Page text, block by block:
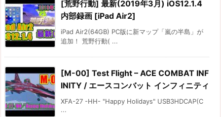
[荒野行動] 最新(2019年3月) iOS12.1.4
内部録画 [iPad Air2]
iPad Air2(64GB) PC版に新マップ「嵐の半島」が
追加！ 荒野行動( ...
[M-00] Test Flight – ACE COMBAT INF
INITY / エースコンバット インフィニティ
XFA-27 -HH- "Happy Holidays" USB3HDCAP(C
...